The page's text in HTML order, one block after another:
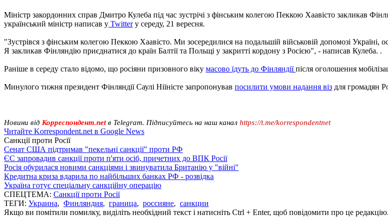
Міністр закордонних справ Дмитро Кулеба під час зустрічі з фінським колегою Пеккою Хаавісто закликав
український міністр написав у Twitterу середу, 21 вересня.
"Зустрівся з фінським колегою Пеккою Хаавісто. Ми зосередилися на подальшій військовій допомозі Україні,
Я закликав Фінляндію приєднатися до країн Балтії та Польщі у закритті кордону з Росією", - написав Кулеба. .
Раніше в середу стало відомо, що росіяни призовного віку масово їдуть до Фінляндіїпісля оголошення
Минулого тижня президент Фінляндії Саулі Ніїністе запропонував посилити умови надання віз для громадян
Новини від Корреспондент.netв Telegram. Підписуйтесь на наш канал https://t.me/korrespondentnet
Читайте Korrespondent.net в Google News
Санкції проти Росії
Сенат США підтримав "пекельні санкції" проти РФ
ЄС запровадив санкції проти п'яти осіб, причетних до ВПК Росії
Росія обурилася новими санкціями і звинуватила Британію у "війні"
Кредитна криза вдарила по найбільших банках РФ - розвідка
Україна готує спеціальну санкційну операцію
СПЕЦТЕМА: Санкції проти Росії
ТЕГИ: Украина, Финляндия, граница, россияне, санкции
Якщо ви помітили помилку, виділіть необхідний текст і натисніть Ctrl + Enter, щоб повідомити про це редакцію.